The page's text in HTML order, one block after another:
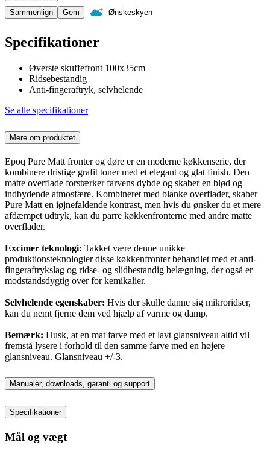
Sammenlign
Gem Ønskeskyen
Specifikationer
Øverste skuffefront 100x35cm
Ridsebestandig
Anti-fingeraftryk, selvhelende
Se alle specifikationer
Mere om produktet
Epoq Pure Matt fronter og døre er en moderne køkkenserie, der
kombinere dristige grafit toner med et elegant og glat finish. Den
matte overflade forstærker farvens dybde og skaber en blød og
indbydende atmosfære. Kombineret med blanke overflader, skaber
Pure Matt en iøjnefaldende kontrast, men hvis du ønsker du et mere
afdæmpet udtryk, kan du parre køkkenfronterne med andre matte
overflader.
Excimer teknologi: Takket være denne unikke
produktionsteknologier disse køkkenfronter behandlet med et anti-
fingeraftrykslag og ridse- og slidbestandig belægning, der også er
modstandsdygtig over for kemikalier.
Selvhelende egenskaber: Hvis der skulle danne sig mikroridser,
kan du nemt fjerne dem ved hjælp af varme og damp.
Bemærk: Husk, at en mat farve med et lavt glansniveau altid vil
fremstå lysere i forhold til den samme farve med en højere
glansniveau. Glansniveau +/-3.
Manualer, downloads, garanti og support
Specifikationer
Mål og vægt